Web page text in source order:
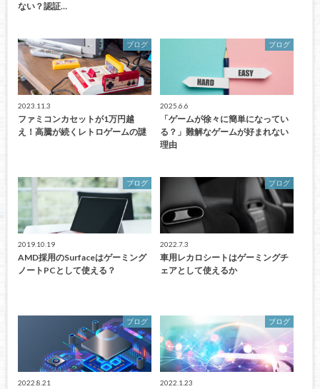
ない？認証…
ブログ
2023.11.3
ファミコンカセットが1万円越
え！高騰が続くレトロゲームの謎
ブログ
2025.6.6
「ゲームが徐々に簡単になってい
る？」難解なゲームが好まれない
理由
ブログ
2019.10.19
AMD採用のSurfaceはゲーミング
ノートPCとして使える？
ブログ
2022.7.3
車用レカロシートはゲーミングチ
ェアとして使えるか
ブログ
2022.8.21
ブログ
2022.1.23